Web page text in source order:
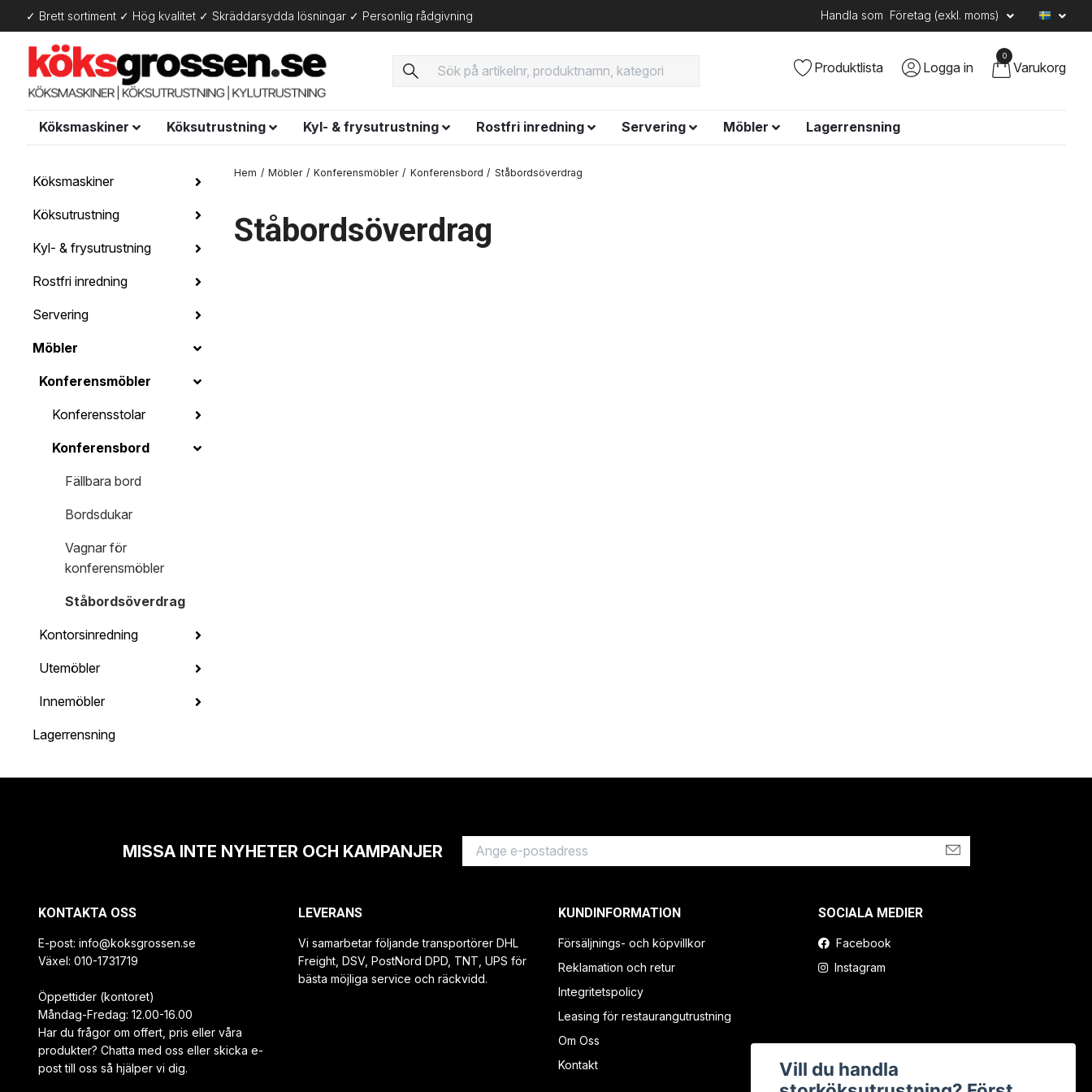
✓ Brett sortiment ✓ Hög kvalitet ✓ Skräddarsydda lösningar ✓ Personlig rådgivning Handla som Företag (exkl. moms)
Produktlista Logga in
0
Varukorg
Köksmaskiner Köksutrustning Kyl- & frysutrustning Rostfri inredning Servering Möbler Lagerrensning
Köksmaskiner
Köksutrustning
Kyl- & frysutrustning
Rostfri inredning
Servering
Möbler
Konferensmöbler
Konferensstolar
Konferensbord
Fällbara bord
Bordsdukar
Vagnar för
konferensmöbler
Ståbordsöverdrag
Kontorsinredning
Utemöbler
Innemöbler
Lagerrensning
Hem Möbler Konferensmöbler Konferensbord Ståbordsöverdrag
Ståbordsöverdrag
MISSA INTE NYHETER OCH KAMPANJER
KONTAKTA OSS
E-post: info@koksgrossen.se
Växel: 010-1731719
Öppettider (kontoret)
Måndag-Fredag: 12.00-16.00
Har du frågor om offert, pris eller våra
produkter? Chatta med oss eller skicka e-
post till oss så hjälper vi dig.
LEVERANS
Vi samarbetar följande transportörer DHL
Freight, DSV, PostNord DPD, TNT, UPS för
bästa möjliga service och räckvidd.
KUNDINFORMATION
Försäljnings- och köpvillkor
Reklamation och retur
Integritetspolicy
Leasing för restaurangutrustning
Om Oss
Kontakt
SOCIALA MEDIER
Facebook
Instagram
Vill du handla